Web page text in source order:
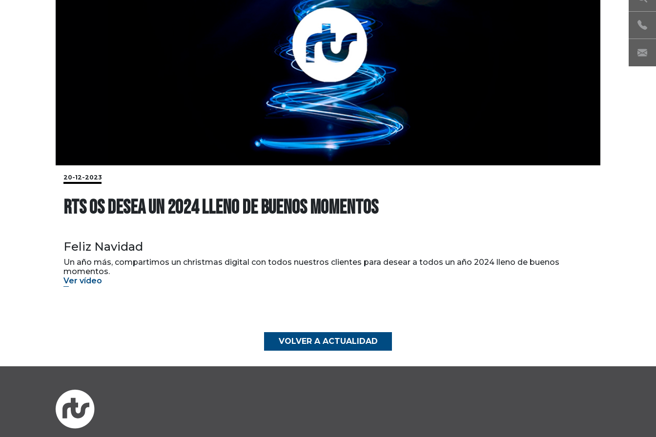
20-12-2023
RTS OS DESEA UN 2024 LLENO DE BUENOS MOMENTOS
Feliz Navidad
Un año más, compartimos un christmas digital con todos nuestros clientes para desear a todos un año 2024 lleno de buenos
momentos.
Ver vídeo
VOLVER A ACTUALIDAD